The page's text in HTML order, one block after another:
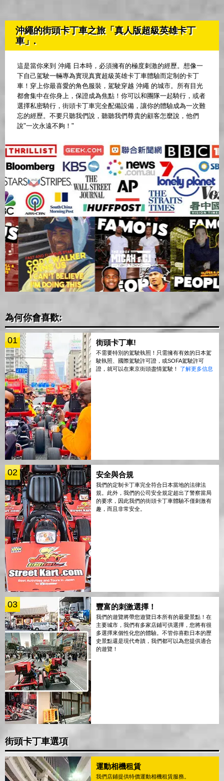
沖繩的街頭卡丁車之旅「真人版超級英雄卡丁
車」.
這是當你來到 沖繩 日本時，必須擁有的極度刺激的經歷。想像一
下自己駕駛一輛專為實現真實超級英雄卡丁車體驗而定制的卡丁
車！穿上你最喜愛的角色服裝，駕駛穿越 沖繩 的城市。所有目光
都會集中在你身上，保證成為焦點！你可以和團隊一起騎行，或者
選擇私密騎行，街頭卡丁車完全配備設備，讓你的體驗成為一次難
忘的經歷。不要只聽我們說，聽聽我們尊貴的顧客怎麼說，他們
說"一次永遠不夠！"
為何你會喜歡:
01 街頭卡丁車!
不需要特別的駕駛執照！只需擁有有效的日本駕
駛執照、國際駕駛許可證，或SOFA駕駛許可
證，就可以在東京街頭盡情駕駛！ 了解更多信息
02 安全與合規
我們的定制卡丁車完全符合日本當地的法律法
規。此外，我們的公司安全規定超出了警察當局
的要求，因此我們的街頭卡丁車體驗不僅刺激有
趣，而且非常安全。
03 豐富的刺激選擇！
我們的遊覽將帶您遊覽日本所有的最愛景點！在
主要城市，我們有多家店鋪可供選擇，您將有很
多選擇來個性化您的體驗。不管你喜歡日本的歷
史景點還是現代奇蹟，我們都可以為您提供適合
的遊覽！
街頭卡丁車選項
運動相機租賃
我們店鋪提供特價運動相機租賃服務。